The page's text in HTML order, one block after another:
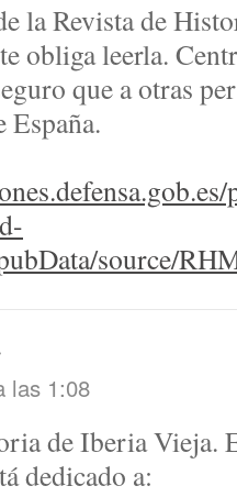
la Revista de
obliga leerla.
que a otras
España.
source/
las 1:08
de Iberia Vieja.
dedicado a: